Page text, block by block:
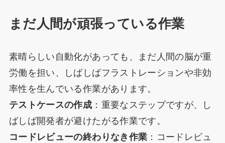
まだ人間が頑張っている作業
素晴らしい自動化があっても、まだ人間の脳が重
労働を担い、しばしばフラストレーションや非効
率性を生んでいる作業があります。
テストケースの作成 ：重要なステップですが、し
ばしば開発者が避けたがる作業です。
コードレビューの終わりなき作業 ：コードレビュ